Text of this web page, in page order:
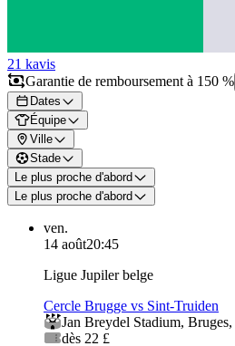
21 kavis
Garantie de remboursement à 150 %
Dates
Équipe
Ville
Stade
Le plus proche d'abord
Le plus proche d'abord
ven.
14 août20:45
Ligue Jupiler belge
Cercle Brugge vs Sint-Truiden
Jan Breydel Stadium, Bruges,
dès 22 £